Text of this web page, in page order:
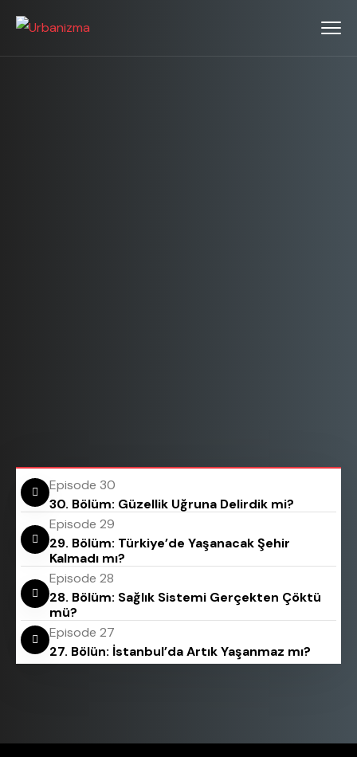
Episode 30
30. Bölüm: Güzellik Uğruna Delirdik mi?
Episode 29
29. Bölüm: Türkiye’de Yaşanacak Şehir
Kalmadı mı?
Episode 28
28. Bölüm: Sağlık Sistemi Gerçekten Çöktü
mü?
Episode 27
27. Bölün: İstanbul’da Artık Yaşanmaz mı?